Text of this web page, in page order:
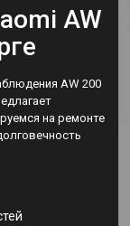
AW
AW 200
на ремонте